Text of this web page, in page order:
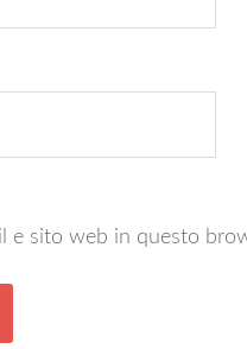
e sito web in questo